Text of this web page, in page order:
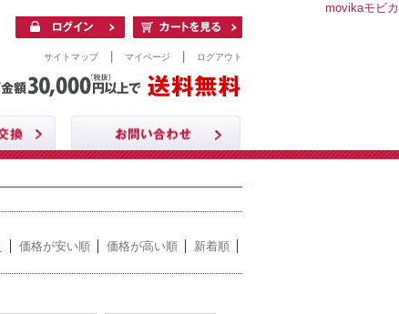
movikaモビカ
サイトマップ| マイページ ログアウト
価格が安い順 価格が高い順 新着順